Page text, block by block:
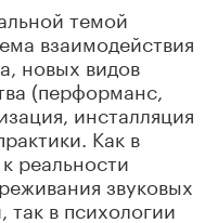
темой
взаимодействия
новых видов
(перформанс,
инсталляция
Как в
реальности
звуковых
так в психологии